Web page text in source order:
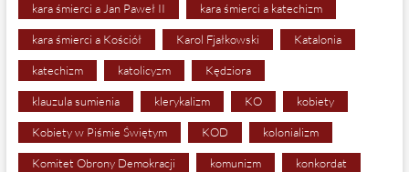
kara śmierci a Jan Paweł II kara śmierci a katechizm
kara śmierci a Kościół Karol Fjałkowski Katalonia
katechizm katolicyzm Kędziora
klauzula sumienia klerykalizm KO kobiety
Kobiety w Piśmie Świętym KOD kolonializm
Komitet Obrony Demokracji komunizm konkordat